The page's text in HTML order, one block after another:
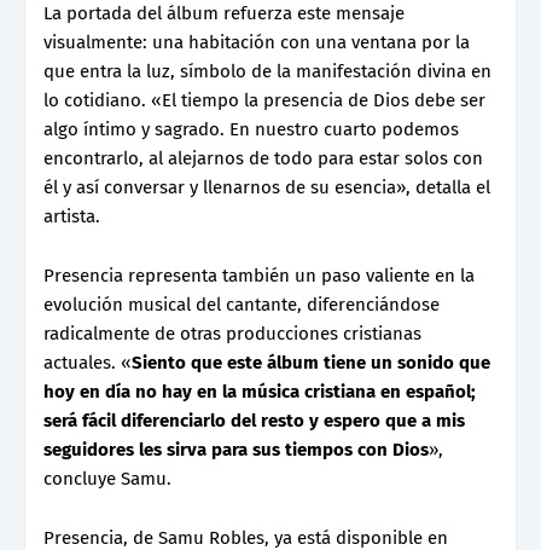
La portada del álbum refuerza este mensaje
visualmente: una habitación con una ventana por la
que entra la luz, símbolo de la manifestación divina en
lo cotidiano. «El tiempo la presencia de Dios debe ser
algo íntimo y sagrado. En nuestro cuarto podemos
encontrarlo, al alejarnos de todo para estar solos con
él y así conversar y llenarnos de su esencia», detalla el
artista.
Presencia representa también un paso valiente en la
evolución musical del cantante, diferenciándose
radicalmente de otras producciones cristianas
actuales. «Siento que este álbum tiene un sonido que
hoy en día no hay en la música cristiana en español;
será fácil diferenciarlo del resto y espero que a mis
seguidores les sirva para sus tiempos con Dios»,
concluye Samu.
Presencia, de Samu Robles, ya está disponible en